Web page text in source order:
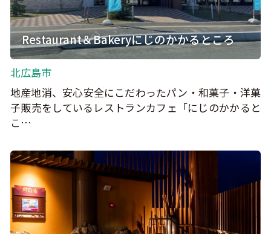
Restaurant＆Bakeryにじのかかるところ
北広島市
地産地消、安心安全にこだわったパン・和菓子・洋菓
子販売をしているレストランカフェ「にじのかかると
こ…